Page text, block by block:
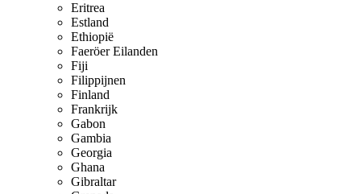
Eritrea
Estland
Ethiopië
Faeröer Eilanden
Fiji
Filippijnen
Finland
Frankrijk
Gabon
Gambia
Georgia
Ghana
Gibraltar